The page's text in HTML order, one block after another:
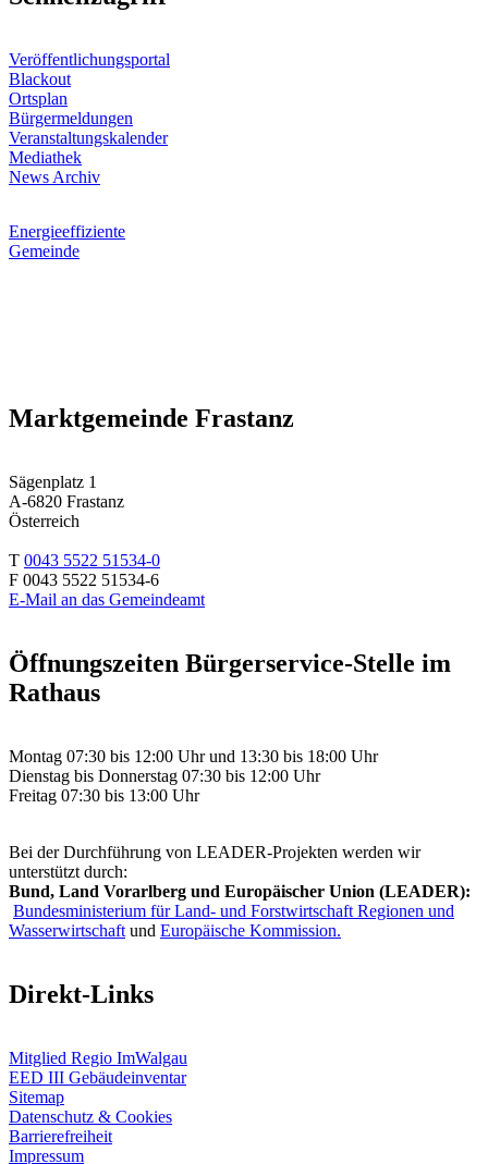
Veröffentlichungsportal
Blackout
Ortsplan
Bürgermeldungen
Veranstaltungskalender
Mediathek
News Archiv
Energieeffiziente
Gemeinde
Marktgemeinde Frastanz
Sägenplatz 1
A-6820 Frastanz
Österreich
T 0043 5522 51534-0
F 0043 5522 51534-6
E-Mail an das Gemeindeamt
Öffnungszeiten Bürgerservice-Stelle im
Rathaus
Montag 07:30 bis 12:00 Uhr und 13:30 bis 18:00 Uhr
Dienstag bis Donnerstag 07:30 bis 12:00 Uhr
Freitag 07:30 bis 13:00 Uhr
Bei der Durchführung von LEADER-Projekten werden wir
unterstützt durch:
Bund, Land Vorarlberg und Europäischer Union (LEADER):
Bundesministerium für Land- und Forstwirtschaft Regionen und
Wasserwirtschaft und Europäische Kommission.
Direkt-Links
Mitglied Regio ImWalgau
EED III Gebäudeinventar
Sitemap
Datenschutz & Cookies
Barrierefreiheit
Impressum